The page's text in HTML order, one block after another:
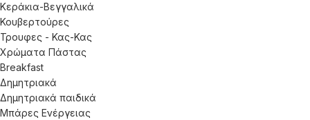
Κεράκια-Βεγγαλικά
Κουβερτούρες
Τρουφες - Κας-Κας
Χρώματα Πάστας
Breakfast
Δημητριακά
Δημητριακά παιδικά
Μπάρες Ενέργειας